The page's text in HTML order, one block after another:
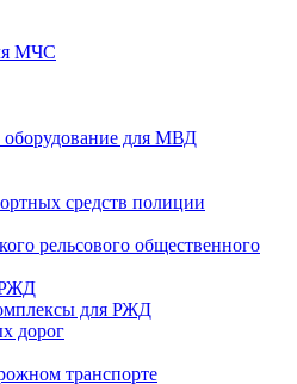
МЧС
для МВД
средств полиции
рельсового общественного
РЖД
для РЖД
дорог
транспорте